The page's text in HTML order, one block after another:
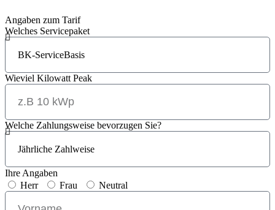
Angaben zum Tarif
Welches Servicepaket
Wieviel Kilowatt Peak
Welche Zahlungsweise bevorzugen Sie?
Ihre Angaben
Herr
Frau Neutral